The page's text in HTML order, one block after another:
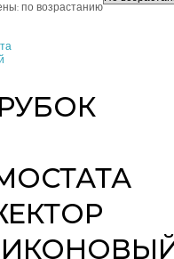
по возрастанию